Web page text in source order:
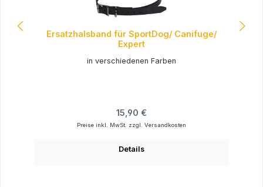
Ersatzhalsband für SportDog/ Canifuge/
Expert
in verschiedenen Farben
Regulärer Preis:
15,90 €
Preise inkl. MwSt. zzgl. Versandkosten
Details